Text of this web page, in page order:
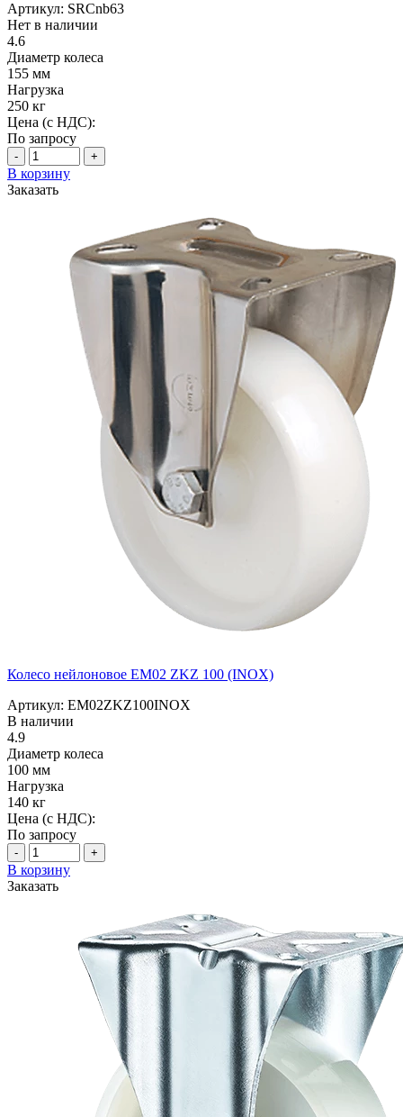
Артикул: SRCnb63
Нет в наличии
4.6
Диаметр колеса
155 мм
Нагрузка
250 кг
Цена (с НДС):
По запросу
- +
В корзину
Заказать
Колесо нейлоновое EM02 ZKZ 100 (INOX)
Артикул: EM02ZKZ100INOX
В наличии
4.9
Диаметр колеса
100 мм
Нагрузка
140 кг
Цена (с НДС):
По запросу
- +
В корзину
Заказать